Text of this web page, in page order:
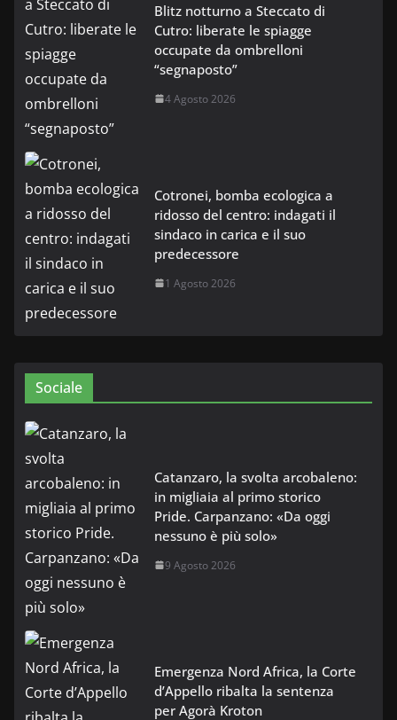
Blitz notturno a Steccato di
Cutro: liberate le spiagge
occupate da ombrelloni
“segnaposto”
4 Agosto 2026
Cotronei, bomba ecologica a
ridosso del centro: indagati il
sindaco in carica e il suo
predecessore
1 Agosto 2026
Sociale
Catanzaro, la svolta arcobaleno:
in migliaia al primo storico
Pride. Carpanzano: «Da oggi
nessuno è più solo»
9 Agosto 2026
Emergenza Nord Africa, la Corte
d’Appello ribalta la sentenza
per Agorà Kroton